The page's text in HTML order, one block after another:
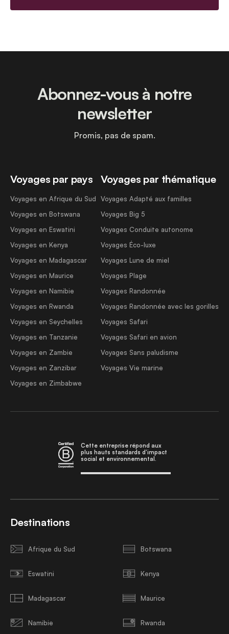
Voyages par pays
Voyages en Afrique du Sud
Voyages en Botswana
Voyages en Eswatini
Voyages en Kenya
Voyages en Madagascar
Voyages en Maurice
Voyages en Namibie
Voyages en Rwanda
Voyages en Seychelles
Voyages en Tanzanie
Voyages en Zambie
Voyages en Zanzibar
Voyages en Zimbabwe
Voyages par thématique
Voyages Adapté aux familles
Voyages Big 5
Voyages Conduite autonome
Voyages Éco-luxe
Voyages Lune de miel
Voyages Plage
Voyages Randonnée
Voyages Randonnée avec les gorilles
Voyages Safari
Voyages Safari en avion
Voyages Sans paludisme
Voyages Vie marine
Abonnez-vous à notre
newsletter
Promis, pas de spam.
Cette entreprise répond aux
plus hauts standards d'impact
social et environnemental.
Destinations
Afrique du Sud Botswana
Eswatini Kenya
Madagascar Maurice
Namibie Rwanda